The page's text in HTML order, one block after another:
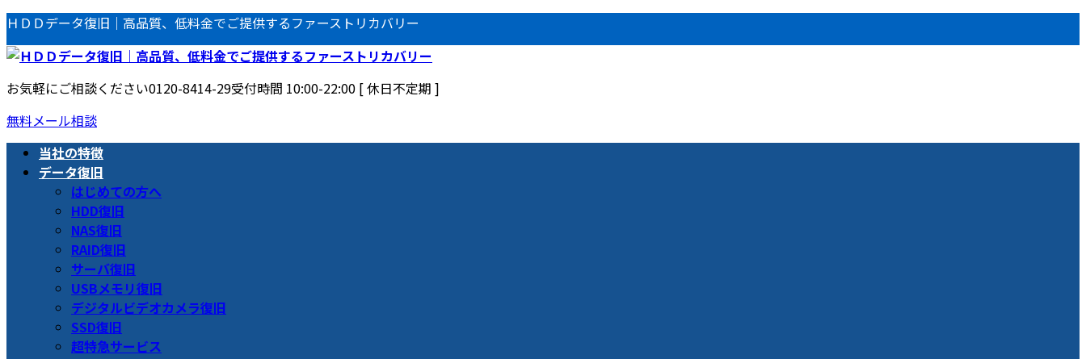
コ
ン
テ
ン
ツ
へ
ス
ナ
ビ
ゲ
ー
シ
ョ
ン
ＨＤＤデータ復旧｜高品質、低料金でご提供するファーストリカバリー
お気軽にご相談ください0120-8414-29受付時間 10:00-22:00 [ 休日不定期 ]
無料メール相談
当社の特徴
データ復旧
はじめての方へ
HDD復旧
NAS復旧
RAID復旧
サーバ復旧
USBメモリ復旧
デジタルビデオカメラ復旧
SSD復旧
超特急サービス